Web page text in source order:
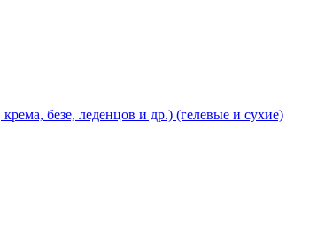
безе, леденцов и др.) (гелевые и сухие)